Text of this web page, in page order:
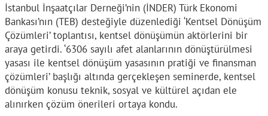
İstanbul İnşaatçılar Derneği’nin (İNDER) Türk Ekonomi
Bankası’nın (TEB) desteğiyle düzenlediği ‘Kentsel Dönüşüm
Çözümleri’ toplantısı, kentsel dönüşümün aktörlerini bir
araya getirdi. ‘6306 sayılı afet alanlarının dönüştürülmesi
yasası ile kentsel dönüşüm yasasının pratiği ve finansman
çözümleri’ başlığı altında gerçekleşen seminerde, kentsel
dönüşüm konusu teknik, sosyal ve kültürel açıdan ele
alınırken çözüm önerileri ortaya kondu.